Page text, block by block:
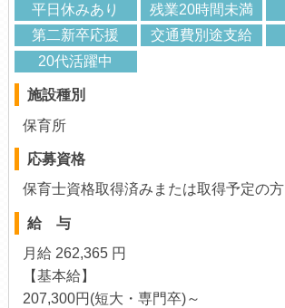
平日休みあり
残業20時間未満
第二新卒応援
交通費別途支給
20代活躍中
施設種別
保育所
応募資格
保育士資格取得済みまたは取得予定の方
給 与
月給 262,365 円
【基本給】
207,300円(短大・専門卒)～